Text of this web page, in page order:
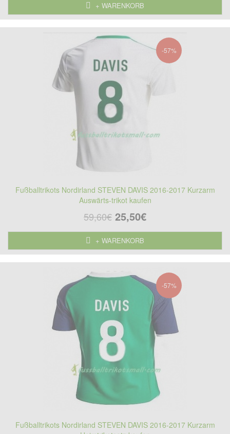
+ WARENKORB
-57%
Fußballtrikots Nordirland STEVEN DAVIS 2016-2017 Kurzarm
Auswärts-trikot kaufen
59,60€ 25,50€
+ WARENKORB
-57%
Fußballtrikots Nordirland STEVEN DAVIS 2016-2017 Kurzarm